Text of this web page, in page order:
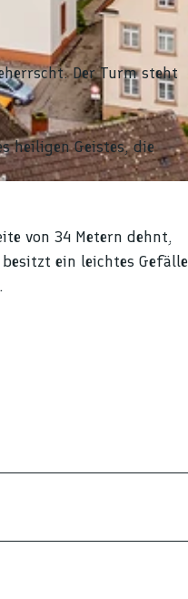
Der Turm steht
heiligen Geistes, die
von 34 Metern dehnt,
ein leichtes Gefälle